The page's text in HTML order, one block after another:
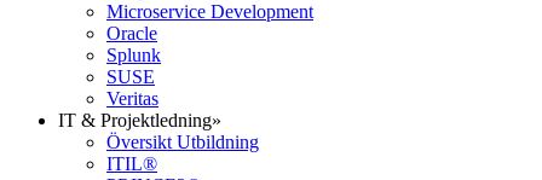
Microservice Development
Oracle
Splunk
SUSE
Veritas
IT & Projektledning»
Översikt Utbildning
ITIL®